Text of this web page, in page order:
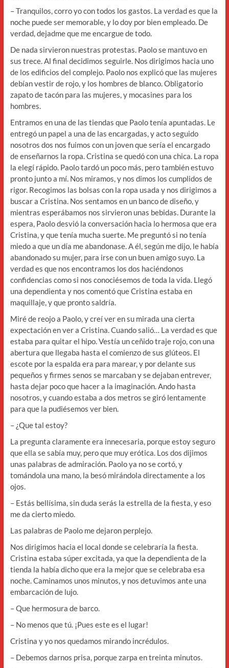
– Tranquilos, corro yo con todos los gastos. La verdad es que la
noche puede ser memorable, y lo doy por bien empleado. De
verdad, dejadme que me encargue de todo.
De nada sirvieron nuestras protestas. Paolo se mantuvo en
sus trece. Al final decidimos seguirle. Nos dirigimos hacia uno
de los edificios del complejo. Paolo nos explicó que las mujeres
debían vestir de rojo, y los hombres de blanco. Obligatorio
zapato de tacón para las mujeres, y mocasines para los
hombres.
Entramos en una de las tiendas que Paolo tenía apuntadas. Le
entregó un papel a una de las encargadas, y acto seguido
nosotros dos nos fuimos con un joven que sería el encargado
de enseñarnos la ropa. Cristina se quedó con una chica. La ropa
la elegí rápido. Paolo tardó un poco más, pero también estuvo
pronto junto a mí. Nos miramos, y nos dimos los cumplidos de
rigor. Recogimos las bolsas con la ropa usada y nos dirigimos a
buscar a Cristina. Nos sentamos en un banco de diseño, y
mientras esperábamos nos sirvieron unas bebidas. Durante la
espera, Paolo desvió la conversación hacia lo hermosa que era
Cristina, y que tenía mucha suerte. Me preguntó si no tenía
miedo a que un día me abandonase. A él, según me dijo, le había
abandonado su mujer, para irse con un buen amigo suyo. La
verdad es que nos encontramos los dos haciéndonos
confidencias como si nos conociésemos de toda la vida. Llegó
una dependienta y nos comentó que Cristina estaba en
maquillaje, y que pronto saldría.
Miré de reojo a Paolo, y creí ver en su mirada una cierta
expectación en ver a Cristina. Cuando salió… La verdad es que
estaba para quitar el hipo. Vestía un ceñido traje rojo, con una
abertura que llegaba hasta el comienzo de sus glúteos. El
escote por la espalda era para marear, y por delante sus
pequeños y firmes senos se marcaban y se dejaban entrever,
hasta dejar poco que hacer a la imaginación. Ando hasta
nosotros, y cuando estaba a dos metros se giró lentamente
para que la pudiésemos ver bien.
– ¿Que tal estoy?
La pregunta claramente era innecesaria, porque estoy seguro
que ella se sabía muy, pero que muy erótica. Los dos dijimos
unas palabras de admiración. Paolo ya no se cortó, y
tomándola una mano, la besó mirándola directamente a los
ojos.
– Estás bellísima, sin duda serás la estrella de la fiesta, y eso
me da cierto miedo.
Las palabras de Paolo me dejaron perplejo.
Nos dirigimos hacia el local donde se celebraría la fiesta.
Cristina estaba súper excitada, ya que la dependienta de la
tienda la había dicho que era la mejor que se celebraba esa
noche. Caminamos unos minutos, y nos detuvimos ante una
embarcación de lujo.
– Que hermosura de barco.
– No menos que tú. ¡Pues este es el lugar!
Cristina y yo nos quedamos mirando incrédulos.
– Debemos darnos prisa, porque zarpa en treinta minutos.